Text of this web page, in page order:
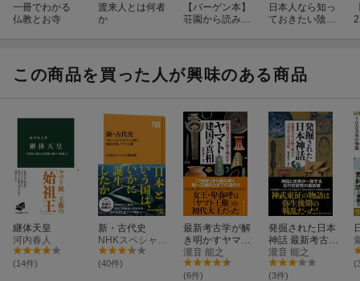
一冊でわかる
仏教とお寺
渡来人とは何者
か
【バーゲン本】
荘園から読み解
日本人なら知っ
ておきたい陰陽
この商品を買った人が興味のある商品
継体天皇
河内春人
(14件)
新・古代史
(40件)
最新考古学が解
き明かすヤマト
建国の真相
瀧音 能之
(6件)
発掘された日本
神話 最新考古学
が解き明かす古
事記と日本書紀
瀧音 能之
(3件)